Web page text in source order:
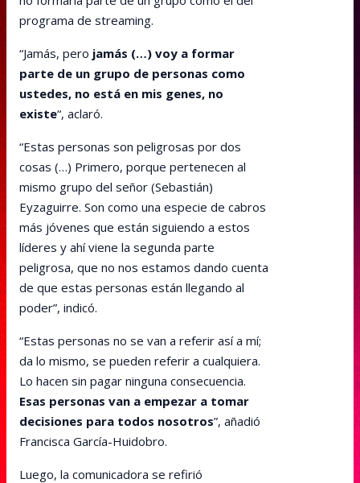
programa de streaming.
“Jamás, pero jamás (…) voy a formar
parte de un grupo de personas como
ustedes, no está en mis genes, no
existe“, aclaró.
“Estas personas son peligrosas por dos
cosas (…) Primero, porque pertenecen al
mismo grupo del señor (Sebastián)
Eyzaguirre. Son como una especie de cabros
más jóvenes que están siguiendo a estos
líderes y ahí viene la segunda parte
peligrosa, que no nos estamos dando cuenta
de que estas personas están llegando al
poder”, indicó.
“Estas personas no se van a referir así a mí;
da lo mismo, se pueden referir a cualquiera.
Lo hacen sin pagar ninguna consecuencia.
Esas personas van a empezar a tomar
decisiones para todos nosotros”, añadió
Francisca García-Huidobro.
Luego, la comunicadora se refirió